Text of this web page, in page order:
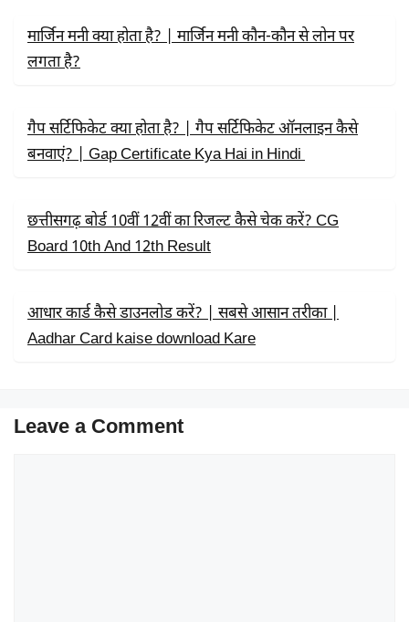
R
मार्जिन मनी क्या होता है? | मार्जिन मनी कौन-कौन से लोन पर
लगता है?
गैप सर्टिफिकेट क्या होता है? | गैप सर्टिफिकेट ऑनलाइन कैसे
बनवाएं? | Gap Certificate Kya Hai in Hindi
छत्तीसगढ़ बोर्ड 10वीं 12वीं का रिजल्ट कैसे चेक करें? CG
Board 10th And 12th Result
आधार कार्ड कैसे डाउनलोड करें? | सबसे आसान तरीका |
Aadhar Card kaise download Kare
Leave a Comment